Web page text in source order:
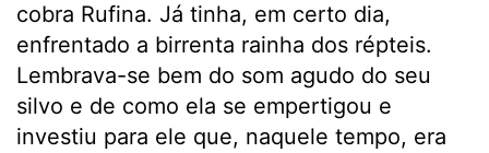
cobra Rufina. Já tinha, em certo dia,
enfrentado a birrenta rainha dos répteis.
Lembrava-se bem do som agudo do seu
silvo e de como ela se empertigou e
investiu para ele que, naquele tempo, era